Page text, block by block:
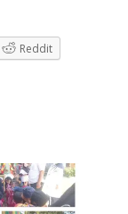
Reddit